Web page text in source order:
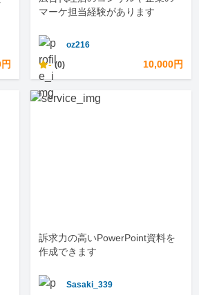
マーケ担当経験があります
oz216
- (0) 10,000円
訴求力の高いPowerPoint資料を
作成できます
Sasaki_339